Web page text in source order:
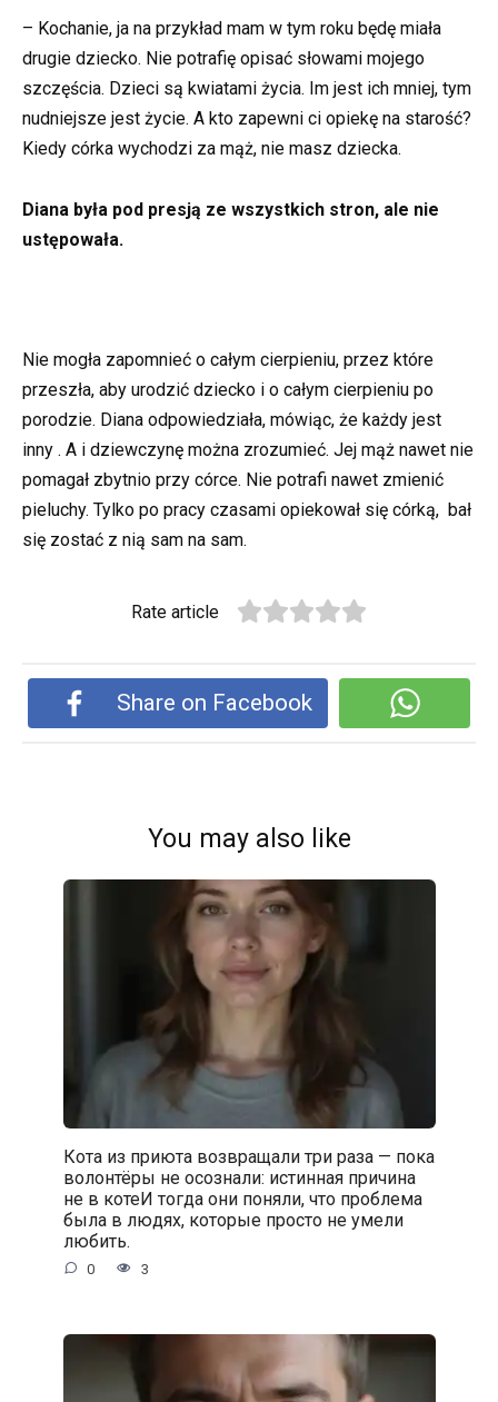
– Kochanie, ja na przykład mam w tym roku będę miała
drugie dziecko. Nie potrafię opisać słowami mojego
szczęścia. Dzieci są kwiatami życia. Im jest ich mniej, tym
nudniejsze jest życie. A kto zapewni ci opiekę na starość?
Kiedy córka wychodzi za mąż, nie masz dziecka.
Diana była pod presją ze wszystkich stron, ale nie
ustępowała.
Nie mogła zapomnieć o całym cierpieniu, przez które
przeszła, aby urodzić dziecko i o całym cierpieniu po
porodzie. Diana odpowiedziała, mówiąc, że każdy jest
inny . A i dziewczynę można zrozumieć. Jej mąż nawet nie
pomagał zbytnio przy córce. Nie potrafi nawet zmienić
pieluchy. Tylko po pracy czasami opiekował się córką, bał
się zostać z nią sam na sam.
Rate article
Share on Facebook
You may also like
Кота из приюта возвращали три раза — пока
волонтёры не осознали: истинная причина
не в котеИ тогда они поняли, что проблема
была в людях, которые просто не умели
любить.
0 3